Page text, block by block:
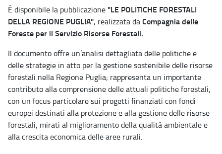
È disponibile la pubblicazione "LE POLITICHE FORESTALI
DELLA REGIONE PUGLIA", realizzata daCompagnia delle
Foreste per il Servizio Risorse Forestali..
Il documento offre un’analisi dettagliata delle politiche e
delle strategie in atto per la gestione sostenibile delle risorse
forestali nella Regione Puglia; rappresenta un importante
contributo alla comprensione delle attuali politiche forestali,
con un focus particolare sui progetti finanziati con fondi
europei destinati alla protezione e alla gestione delle risorse
forestali, mirati al miglioramento della qualità ambientale e
alla crescita economica delle aree rurali.